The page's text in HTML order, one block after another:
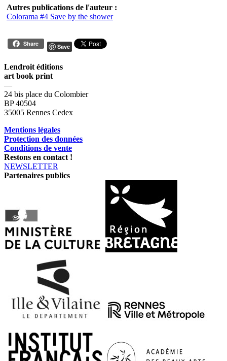
Autres publications de l'auteur :
Colorama #4 Save by the shower
Share Save
Lendroit éditions
art book print
—
24 bis place du Colombier
BP 40504
35005 Rennes Cedex
Mentions légales
Protection des données
Conditions de vente
Restons en contact !
NEWSLETTER
Partenaires publics